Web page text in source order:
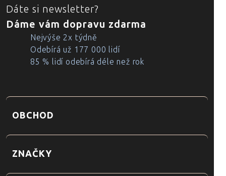
Dáte si newsletter?
Dáme vám dopravu zdarma
Nejvýše 2x týdně
Odebírá už 177 000 lidí
85 % lidí odebírá déle než rok
OBCHOD
ZNAČKY